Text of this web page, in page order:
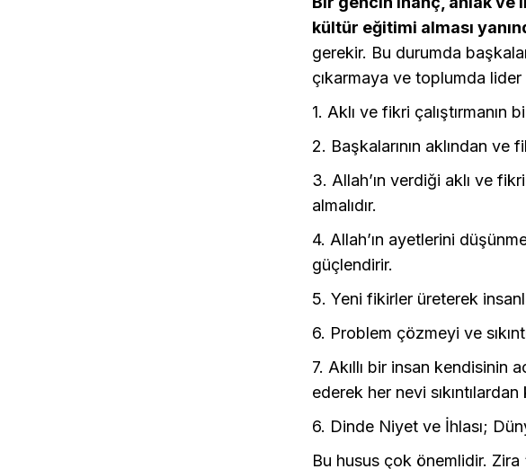
kültür eğitimi alması
gerekir. Bu durumda
çıkarmaya ve toplumda
1. Aklı ve fikri çalıştırmanın
2. Başkalarının aklından
3. Allah’ın verdiği aklı ve
almalıdır.
4. Allah’ın ayetlerini
güçlendirir.
5. Yeni fikirler üreterek
6. Problem çözmeyi ve
7. Akıllı bir insan kendisinin
ederek her nevi
6. Dinde Niyet ve İhlası;
Bu husus çok önemlidir. Zira